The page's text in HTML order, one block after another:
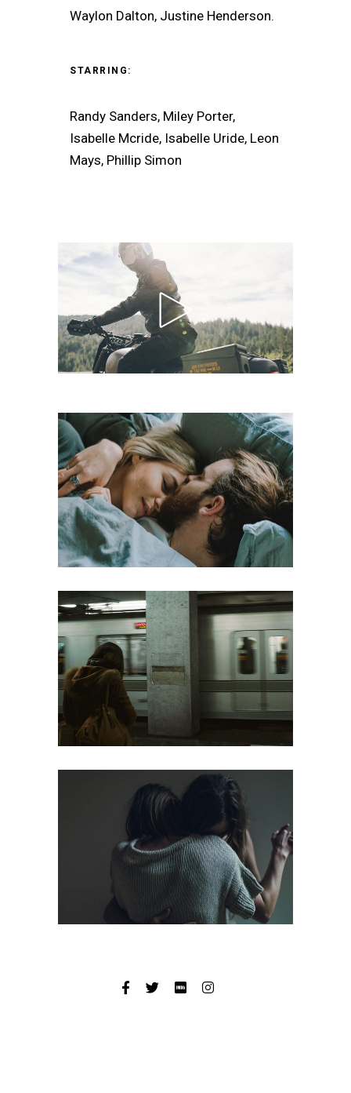
Waylon Dalton, Justine Henderson.
STARRING:
Randy Sanders, Miley Porter,
Isabelle Mcride, Isabelle Uride, Leon
Mays, Phillip Simon